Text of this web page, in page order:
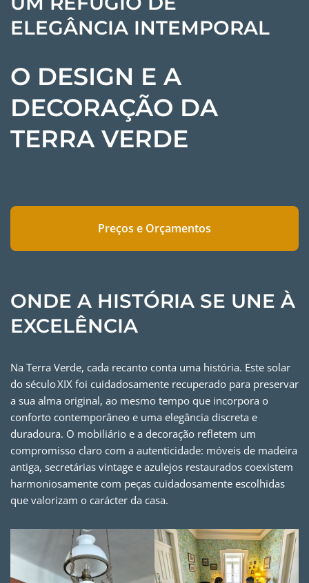
ELEGÂNCIA INTEMPORAL
O DESIGN E A
DECORAÇÃO DA
TERRA VERDE
Preços e Orçamentos
ONDE A HISTÓRIA SE UNE À
EXCELÊNCIA
Na Terra Verde, cada recanto conta uma história. Este solar
do século XIX foi cuidadosamente recuperado para preservar
a sua alma original, ao mesmo tempo que incorpora o
conforto contemporâneo e uma elegância discreta e
duradoura. O mobiliário e a decoração refletem um
compromisso claro com a autenticidade: móveis de madeira
antiga, secretárias vintage e azulejos restaurados coexistem
harmoniosamente com peças cuidadosamente escolhidas
que valorizam o carácter da casa.